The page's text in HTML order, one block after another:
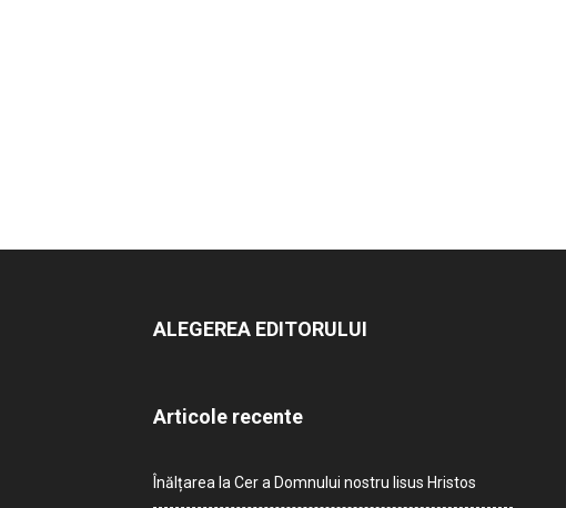
ALEGEREA EDITORULUI
Articole recente
Înălțarea la Cer a Domnului nostru Iisus Hristos